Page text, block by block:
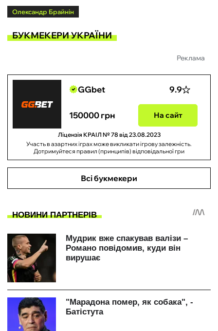
Олександр Брайнін
БУКМЕКЕРИ УКРАЇНИ
Реклама
GGbet 9.9
150000 грн На сайт
Ліцензія КРАІЛ № 78 від 23.08.2023
Участь в азартних іграх може викликати ігрову залежність.
Дотримуйтеся правил (принципів) відповідальної гри
Всі букмекери